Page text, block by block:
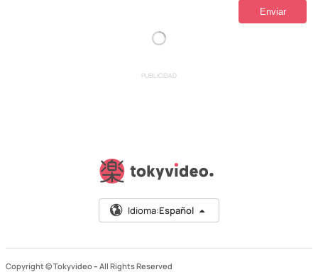
PUBLICIDAD
Idioma:Español
Copyright © Tokyvideo – All Rights Reserved